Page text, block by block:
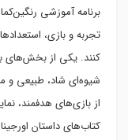
برنامه آموزشی
تجربه و بازی،
کنند. یکی از بخش‌های
شیوه‌ای شاد، طبیعی و
کتاب‌های داستان